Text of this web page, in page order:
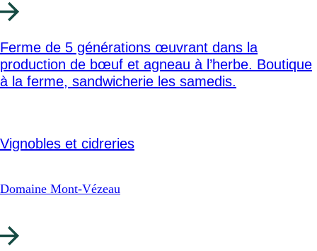
Ferme de 5 générations œuvrant dans la
production de bœuf et agneau à l’herbe. Boutique
à la ferme, sandwicherie les samedis.
Vignobles et cidreries
Domaine Mont-Vézeau